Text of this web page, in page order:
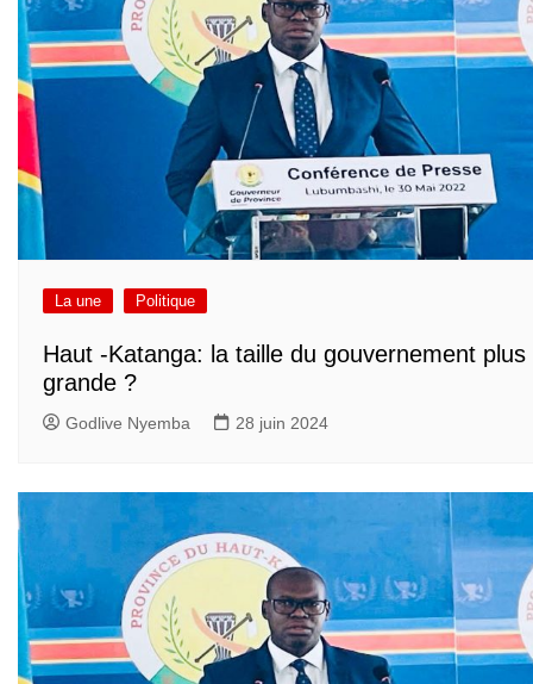
La une Politique
Haut -Katanga: la taille du gouvernement plus
grande ?
Godlive Nyemba 28 juin 2024